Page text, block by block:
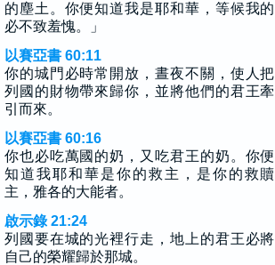
的塵土。你便知道我是耶和華，等候我的
必不致羞愧。」
以賽亞書 60:11
你的城門必時常開放，晝夜不關，使人把
列國的財物帶來歸你，並將他們的君王牽
引而來。
以賽亞書 60:16
你也必吃萬國的奶，又吃君王的奶。你便
知道我耶和華是你的救主，是你的救贖
主，雅各的大能者。
啟示錄 21:24
列國要在城的光裡行走，地上的君王必將
自己的榮耀歸於那城。